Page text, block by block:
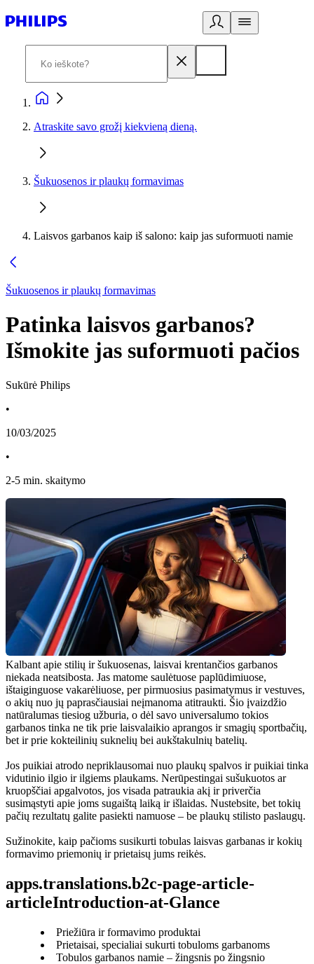
Atraskite savo grožį kiekvieną dieną.
Šukuosenos ir plaukų formavimas
Laisvos garbanos kaip iš salono: kaip jas suformuoti namie
Šukuosenos ir plaukų formavimas
Patinka laisvos garbanos?
Išmokite jas suformuoti pačios
Sukūrė Philips
•
10/03/2025
•
2-5 min. skaitymo
Kalbant apie stilių ir šukuosenas, laisvai krentančios garbanos
niekada neatsibosta. Jas matome saulėtuose paplūdimiuose,
ištaiginguose vakarėliuose, per pirmuosius pasimatymus ir vestuves,
o akių nuo jų paprasčiausiai neįmanoma atitraukti. Šio įvaizdžio
natūralumas tiesiog užburia, o dėl savo universalumo tokios
garbanos tinka ne tik prie laisvalaikio aprangos ir smagių sportbačių,
bet ir prie kokteilinių suknelių bei aukštakulnių batelių.
Jos puikiai atrodo nepriklausomai nuo plaukų spalvos ir puikiai tinka
vidutinio ilgio ir ilgiems plaukams. Nerūpestingai sušukuotos ar
kruopščiai apgalvotos, jos visada patraukia akį ir priverčia
susimąstyti apie joms sugaištą laiką ir išlaidas. Nustebsite, bet tokių
pačių rezultatų galite pasiekti namuose – be plaukų stilisto paslaugų.
Sužinokite, kaip pačioms susikurti tobulas laisvas garbanas ir kokių
formavimo priemonių ir prietaisų jums reikės.
apps.translations.b2c-page-article-
articleIntroduction-at-Glance
Priežiūra ir formavimo produktai
Prietaisai, specialiai sukurti tobuloms garbanoms
Tobulos garbanos namie – žingsnis po žingsnio